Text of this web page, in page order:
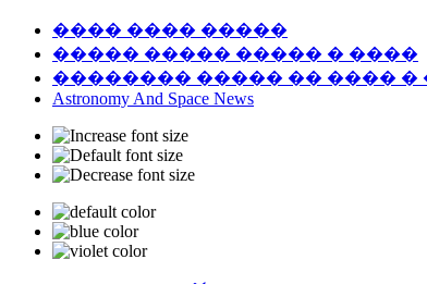
���� ���� �����
����� ����� ����� � ����
�������� ����� �� ����
Astronomy And Space News